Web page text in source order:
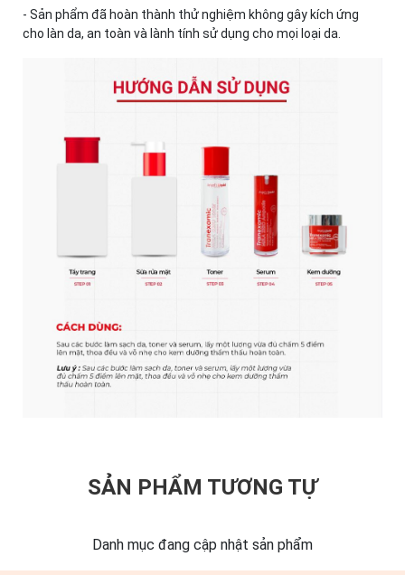
- Sản phẩm đã hoàn thành thử nghiệm không gây kích ứng
cho làn da, an toàn và lành tính sử dụng cho mọi loại da.
SẢN PHẨM TƯƠNG TỰ
Danh mục đang cập nhật sản phẩm